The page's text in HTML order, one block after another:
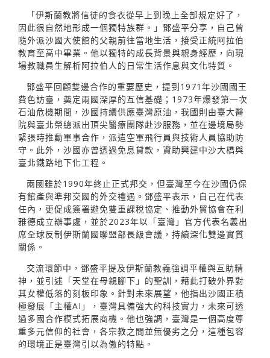
「伊斯蘭教將信徒的食衣從早上到晚上全部規定好了，
因此很自然地形成一個獨特族群。」鄧盛平分享，自己曾
隨外派沙國大使館的父親前往當地生活，接受正統阿拉伯
教育至高中畢業。他以獨特的成長背景與親身經歷，向現
場教職員生解析阿拉伯人的日常生活作息與文化特質。
鄧盛平回顧雙邊合作的重要歷史，提到1971年沙國國王
費色訪臺，奠定兩國深厚的互信基礎；1973年爆發第一次
石油危機期間，沙國持續供應臺灣原油，我國則由臺大醫
院與臺北榮總派出頂尖醫療團隊赴沙服務，並在邊境局勢
緊張時推動軍事合作，派遣空軍飛行員與技術人員協助防
守。此外，沙國亦曾透過免息貸款，資助興建中沙大橋與
臺北鐵路地下化工程。
兩國雖於1990年終止正式邦交，但臺灣至今在沙國仍保
有館產與準邦交國的外交禮遇。鄧盛平表示，自己在代表
任內，更促成簽署避免雙重課稅協定、推動外貿協會在利
雅德成立辦事處，並於2023年以「臺灣」官方代表名義出
席全球反制伊斯蘭國聯盟部長級會議，持續深化雙邊實質
關係。
交流環節中，鄧盛平提及伊斯蘭教義強調平權與互助精
神，並引述「天堂在母親腳下」的聖訓，藉此打破外界對
其女權低落的刻板印象。針對未來展望，他指出沙國正積
極發展「主權AI」，臺灣具備強大的科技實力，未來可透
過多國合作模式拓展商機。他也強調，臺灣是一個高度尊
重多元信仰的社會，各宗教之間並無優劣之分，這種包容
的環境正是臺灣引以為傲的特點。